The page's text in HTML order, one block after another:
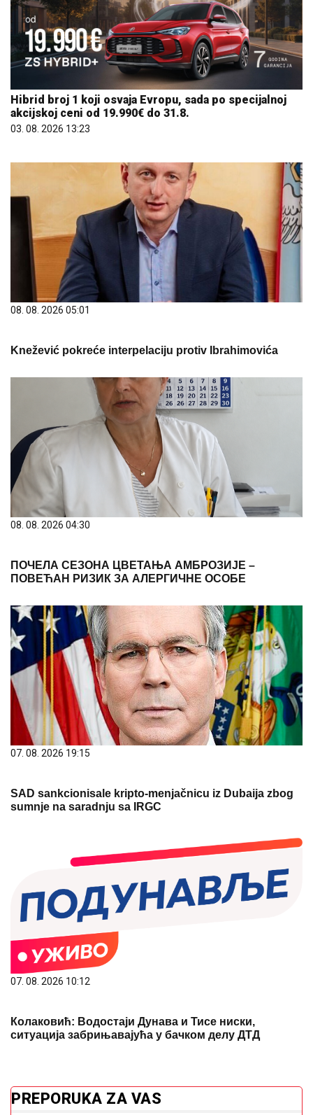
akcijskoj ceni od 19.990€ do 31.8.
03. 08. 2026 13:23
08. 08. 2026 05:01
Knežević pokreće interpelaciju protiv Ibrahimovića
ПОЧЕЛА СЕЗОНА ЦВЕТАЊА АМБРОЗИЈЕ –
ПОВЕЋАН РИЗИК ЗА АЛЕРГИЧНЕ ОСОБЕ
07. 08. 2026 19:15
SAD sankcionisale kripto-menjačnicu iz Dubaija zbog
sumnje na saradnju sa IRGC
Колаковић: Водостаји Дунава и Тисе ниски,
ситуација забрињавајућа у бачком делу ДТД
PREPORUKA ZA VAS